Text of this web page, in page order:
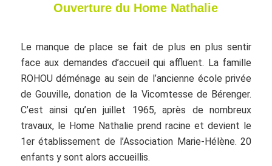
Ouverture du Home Nathalie
Le manque de place se fait de plus en plus sentir
face aux demandes d’accueil qui affluent. La famille
ROHOU déménage au sein de l’ancienne école privée
de Gouville, donation de la Vicomtesse de Bérenger.
C’est ainsi qu’en juillet 1965, après de nombreux
travaux, le Home Nathalie prend racine et devient le
1er établissement de l’Association Marie-Hélène. 20
enfants y sont alors accueillis.